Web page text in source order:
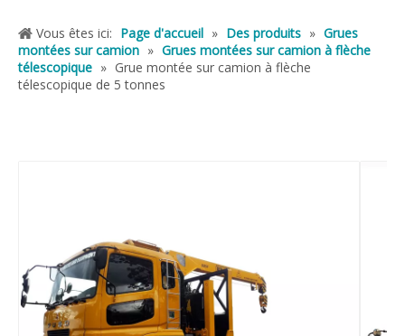
Vous êtes ici: Page d'accueil » Des produits » Grues
montées sur camion » Grues montées sur camion à flèche
télescopique » Grue montée sur camion à flèche
télescopique de 5 tonnes